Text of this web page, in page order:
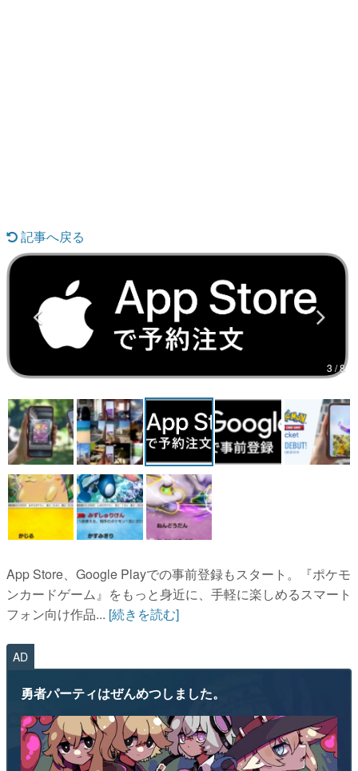
具体的な形から解き明かしていく、硬派で骨太な評論連載
ゲームが変えた日本語
「経験値」「裏技」「ラスボス」… ゲームにまつわる言葉
の起源や用法の変遷を、コンピューター文化史研究家・タ
イニーP氏が徹底調査。
カテゴリ
特集記事
マンガ
女性向け
アプリレビュー
その他
電ファミニコゲーマーとは？
運営：株式会社マレ
記事へ戻る
3 / 8
App Store、Google Playでの事前登録もスタート。『ポケモ
ンカードゲーム』をもっと身近に、手軽に楽しめるスマート
フォン向け作品... [続きを読む]
AD
勇者パーティはぜんめつしました。